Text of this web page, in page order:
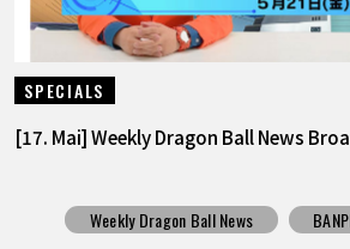
SPECIALS
[17. Mai] Weekly Dragon Ball News
Weekly Dragon Ball News